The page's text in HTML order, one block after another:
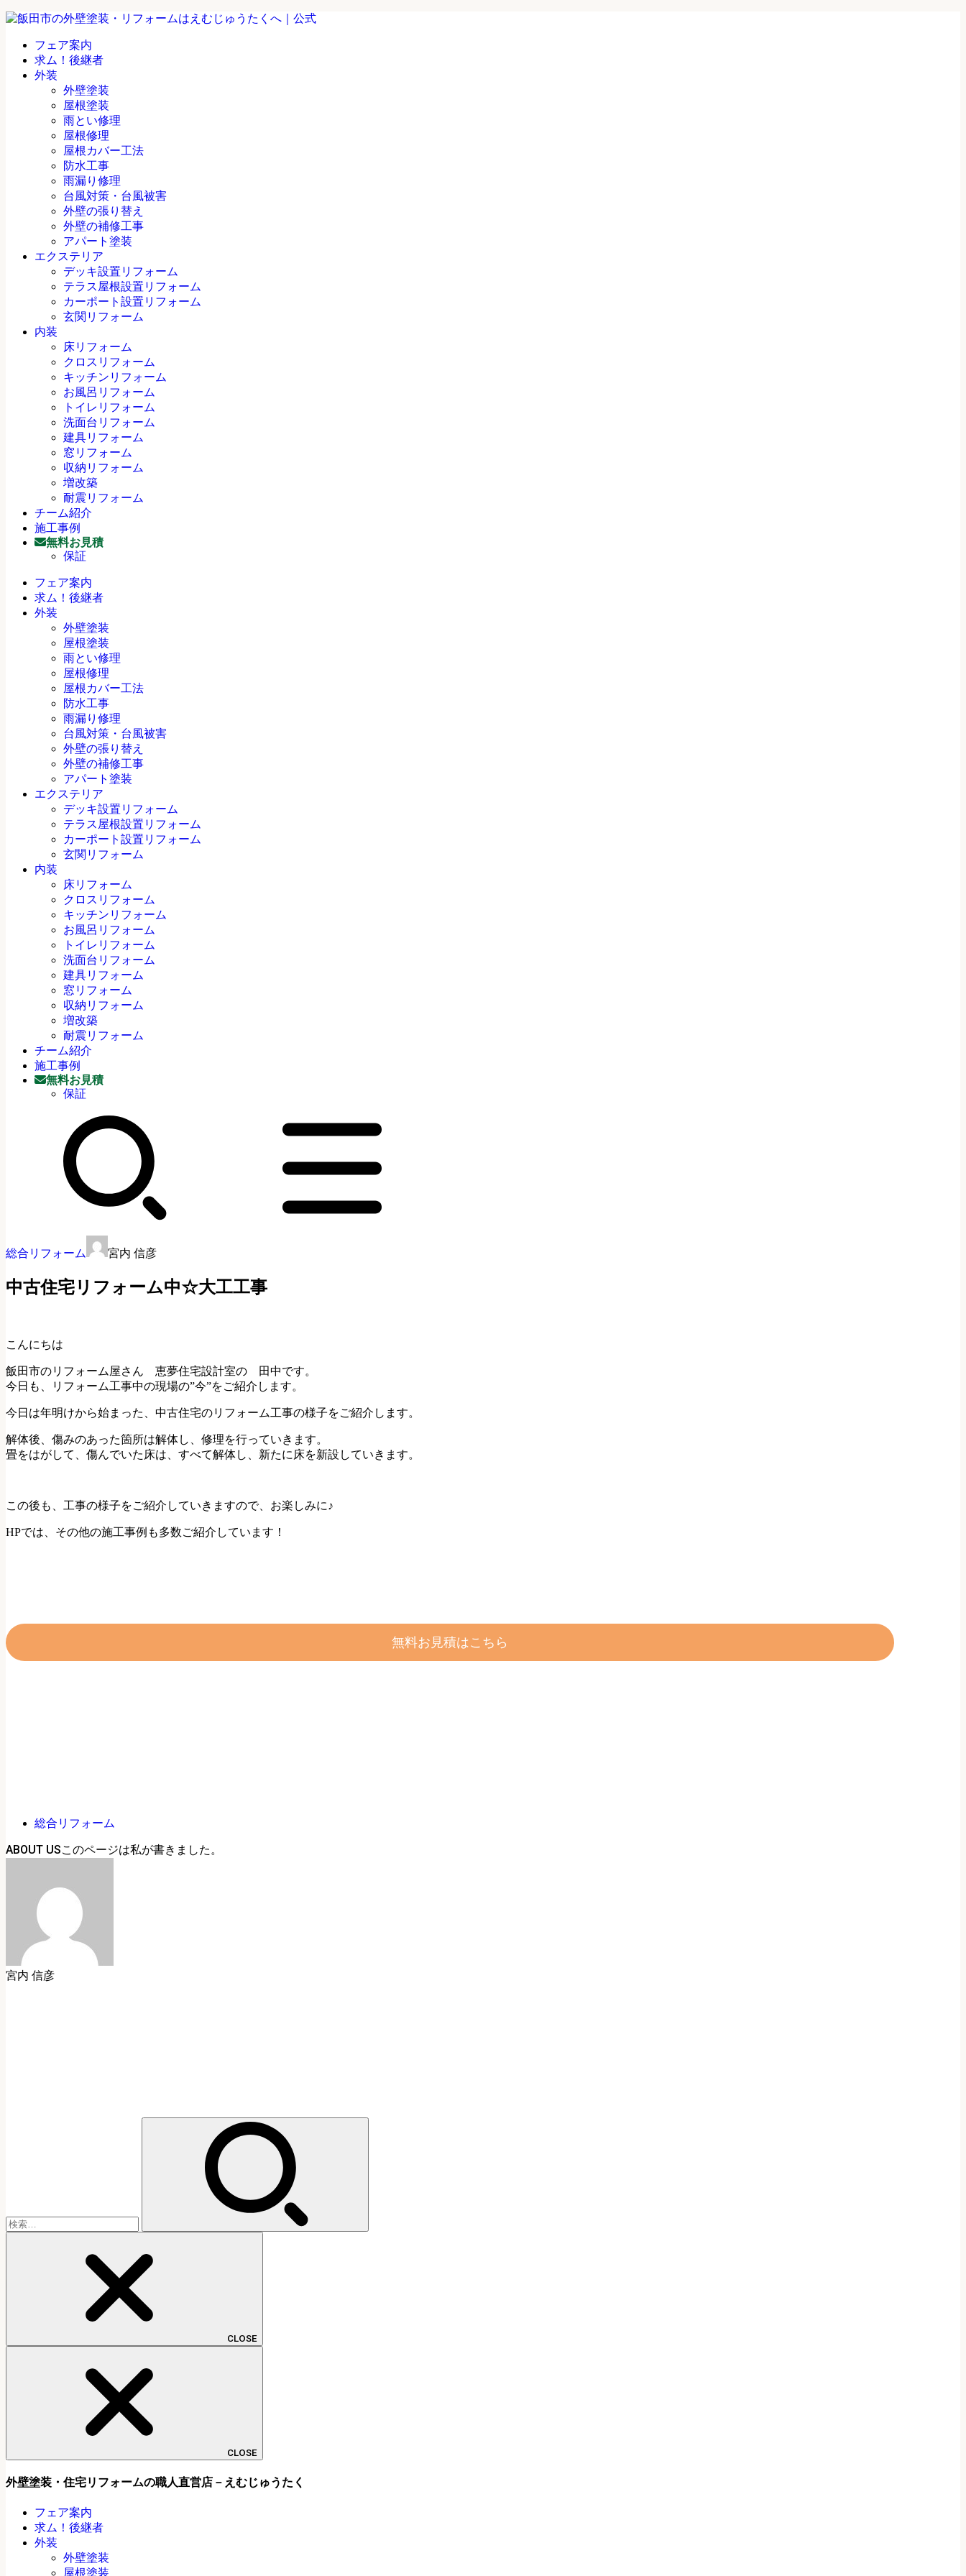
フェア案内
求ム！後継者
外装
外壁塗装
屋根塗装
雨とい修理
屋根修理
屋根カバー工法
防水工事
雨漏り修理
台風対策・台風被害
外壁の張り替え
外壁の補修工事
アパート塗装
エクステリア
デッキ設置リフォーム
テラス屋根設置リフォーム
カーポート設置リフォーム
玄関リフォーム
内装
床リフォーム
クロスリフォーム
キッチンリフォーム
お風呂リフォーム
トイレリフォーム
洗面台リフォーム
建具リフォーム
窓リフォーム
収納リフォーム
増改築
耐震リフォーム
チーム紹介
施工事例
無料お見積
保証
フェア案内
求ム！後継者
外装
外壁塗装
屋根塗装
雨とい修理
屋根修理
屋根カバー工法
防水工事
雨漏り修理
台風対策・台風被害
外壁の張り替え
外壁の補修工事
アパート塗装
エクステリア
デッキ設置リフォーム
テラス屋根設置リフォーム
カーポート設置リフォーム
玄関リフォーム
内装
床リフォーム
クロスリフォーム
キッチンリフォーム
お風呂リフォーム
トイレリフォーム
洗面台リフォーム
建具リフォーム
窓リフォーム
収納リフォーム
増改築
耐震リフォーム
チーム紹介
施工事例
無料お見積
保証
総合リフォーム 宮内 信彦
中古住宅リフォーム中☆大工工事
こんにちは
飯田市のリフォーム屋さん 恵夢住宅設計室の 田中です。
今日も、リフォーム工事中の現場の”今”をご紹介します。
今日は年明けから始まった、中古住宅のリフォーム工事の様子をご紹介します。
解体後、傷みのあった箇所は解体し、修理を行っていきます。
畳をはがして、傷んでいた床は、すべて解体し、新たに床を新設していきます。
この後も、工事の様子をご紹介していきますので、お楽しみに♪
HPでは、その他の施工事例も多数ご紹介しています！
無料お見積はこちら
総合リフォーム
ABOUT US
宮内 信彦
CLOSE
CLOSE
外壁塗装・住宅リフォームの職人直営店－えむじゅうたく
フェア案内
求ム！後継者
外装
外壁塗装
屋根塗装